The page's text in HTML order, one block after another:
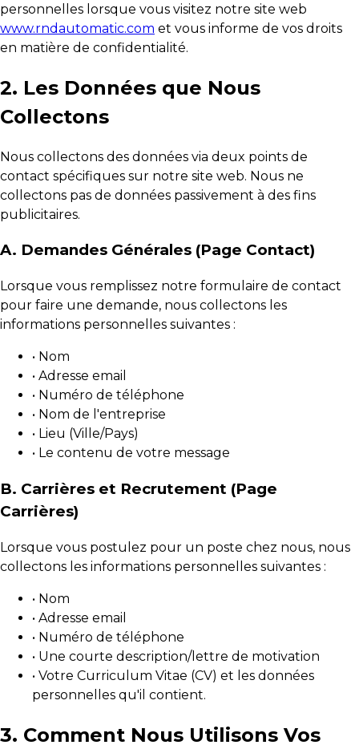
personnelles lorsque vous visitez notre site web
www.rndautomatic.com et vous informe de vos droits
en matière de confidentialité.
2. Les Données que Nous
Collectons
Nous collectons des données via deux points de
contact spécifiques sur notre site web. Nous ne
collectons pas de données passivement à des fins
publicitaires.
A. Demandes Générales (Page Contact)
Lorsque vous remplissez notre formulaire de contact
pour faire une demande, nous collectons les
informations personnelles suivantes :
• Nom
• Adresse email
• Numéro de téléphone
• Nom de l'entreprise
• Lieu (Ville/Pays)
• Le contenu de votre message
B. Carrières et Recrutement (Page
Carrières)
Lorsque vous postulez pour un poste chez nous, nous
collectons les informations personnelles suivantes :
• Nom
• Adresse email
• Numéro de téléphone
• Une courte description/lettre de motivation
• Votre Curriculum Vitae (CV) et les données
personnelles qu'il contient.
3. Comment Nous Utilisons Vos